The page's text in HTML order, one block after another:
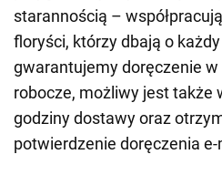
starannością –
floryści, którzy dbają o
gwarantujemy doręczenie
robocze, możliwy jest także
godziny dostawy oraz
potwierdzenie doręczenia